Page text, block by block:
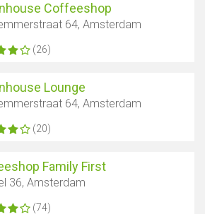
Coffeeshop
64, Amsterdam
(26)
Lounge
64, Amsterdam
(20)
Family First
36, Amsterdam
(74)